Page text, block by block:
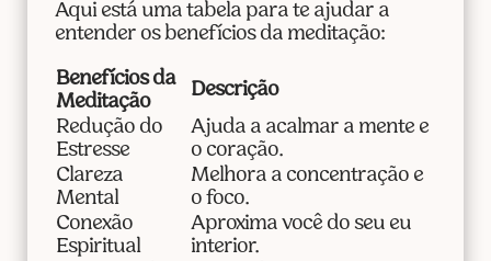
Aqui está uma tabela para te ajudar a
entender os benefícios da meditação:
Benefícios da
Meditação
Descrição
Redução do
Estresse
Ajuda a acalmar a mente e
o coração.
Clareza
Mental
Melhora a concentração e
o foco.
Conexão
Espiritual
Aproxima você do seu eu
interior.